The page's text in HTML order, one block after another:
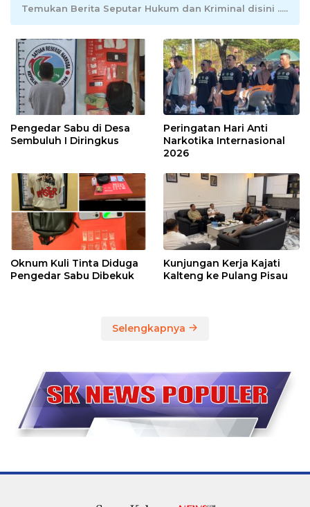
Temukan Berita Seputar Hukum dan Kriminal disini .....
Pengedar Sabu di Desa
Sembuluh I Diringkus
Peringatan Hari Anti
Narkotika Internasional
2026
Oknum Kuli Tinta Diduga
Pengedar Sabu Dibekuk
Kunjungan Kerja Kajati
Kalteng ke Pulang Pisau
Selengkapnya